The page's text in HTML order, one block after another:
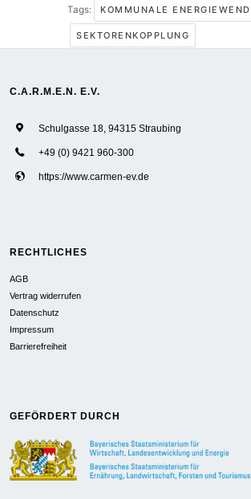
Tags: KOMMUNALE
SEKTORENKOPPLUNG
C.A.R.M.E.N. E.V.
Schulgasse 18, 94315 Straubing
+49 (0) 9421 960-300
https://www.carmen-ev.de
RECHTLICHES
AGB
Vertrag widerrufen
Datenschutz
Impressum
Barrierefreiheit
GEFÖRDERT DURCH